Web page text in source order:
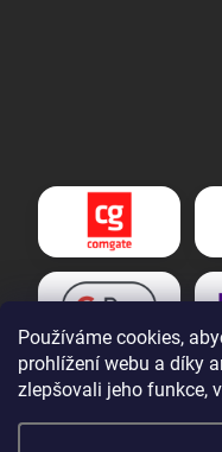
Používáme cookies,
prohlížení webu a díky
zlepšovali jeho funkce,